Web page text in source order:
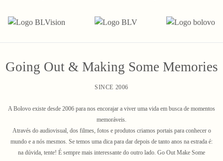
Going Out & Making Some Memories
SINCE 2006
A Bolovo existe desde 2006 para nos encorajar a viver uma vida em busca de momentos
memoráveis.
Através do audiovisual, dos filmes, fotos e produtos criamos portais para conhecer o
mundo e a nós mesmos. Se temos uma dica para dar depois de tanto anos na estrada é:
na dúvida, tente! É sempre mais interessante do outro lado. Go Out Make Some